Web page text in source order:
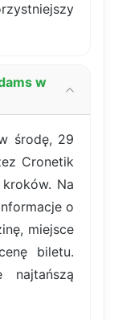
w
środę, 29
Cronetik
Na
o
miejsce
biletu.
najtańszą